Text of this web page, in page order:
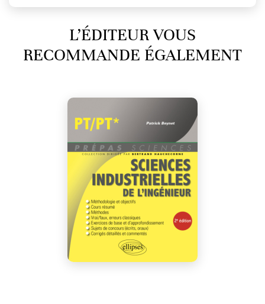
L’ÉDITEUR VOUS
RECOMMANDE ÉGALEMENT